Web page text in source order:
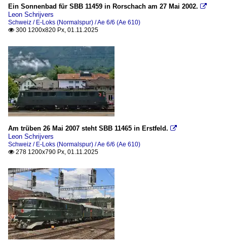
_Ausländische Loks
Museen, Ausstellungen und Messen
SVG Eisenbahn-Erlebniswelt Horb
Wagen
Personenwagen
Niederlande
E-Loks
1300
Schweiz
Bahnhochbauten
Brücken
2006
2007
2008
2010
2011
2014
2015
2016
2018
2019
2020
2020
Ein Sonnenbad für SBB 11459 in Rorschach am 27 Mai 2002. 
Leon Schrijvers
Schweiz / E-Loks (Normalspur) / Ae 6/6 (Ae 610)
 300 1200x820 Px, 01.11.2025
Am trüben 26 Mai 2007 steht SBB 11465 in Erstfeld. 
Leon Schrijvers
Schweiz / E-Loks (Normalspur) / Ae 6/6 (Ae 610)
 278 1200x790 Px, 01.11.2025